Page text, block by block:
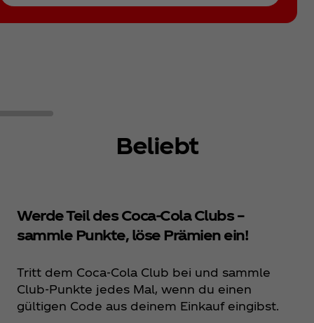
Beliebt
Werde Teil des Coca‑Cola Clubs –
sammle Punkte, löse Prämien ein!
Tritt dem Coca‑Cola Club bei und sammle
Club-Punkte jedes Mal, wenn du einen
gültigen Code aus deinem Einkauf eingibst.